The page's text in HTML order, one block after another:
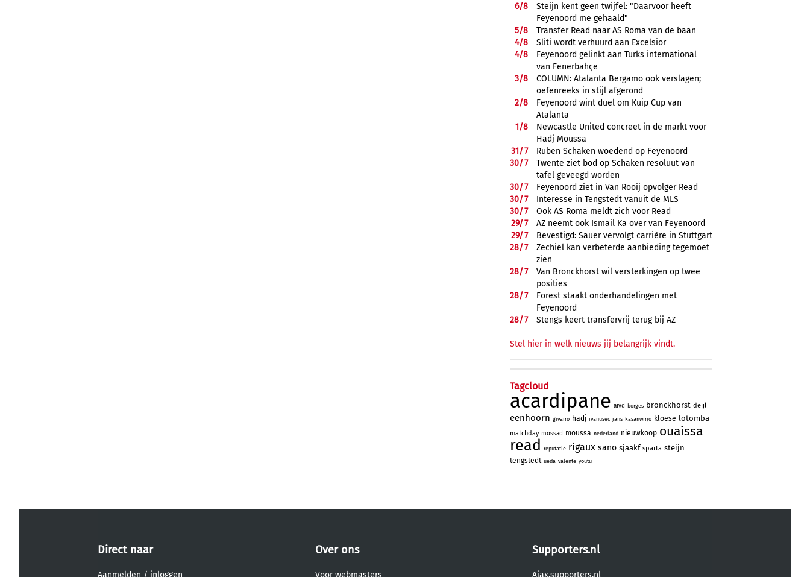
6/8
Steijn kent geen twijfel: "Daarvoor heeft
Feyenoord me gehaald"
5/8
Transfer Read naar AS Roma van de baan
4/8
Sliti wordt verhuurd aan Excelsior
4/8
Feyenoord gelinkt aan Turks international
van Fenerbahçe
3/8
COLUMN: Atalanta Bergamo ook verslagen;
oefenreeks in stijl afgerond
2/8
Feyenoord wint duel om Kuip Cup van
Atalanta
1/8
Newcastle United concreet in de markt voor
Hadj Moussa
31/7
Ruben Schaken woedend op Feyenoord
30/7
Twente ziet bod op Schaken resoluut van
tafel geveegd worden
30/7
Feyenoord ziet in Van Rooij opvolger Read
30/7
Interesse in Tengstedt vanuit de MLS
30/7
Ook AS Roma meldt zich voor Read
29/7
AZ neemt ook Ismail Ka over van Feyenoord
29/7
Bevestigd: Sauer vervolgt carrière in Stuttgart
28/7
Zechiël kan verbeterde aanbieding tegemoet
zien
28/7
Van Bronckhorst wil versterkingen op twee
posities
28/7
Forest staakt onderhandelingen met
Feyenoord
28/7 Stengs keert transfervrij terug bij AZ
Stel hier in welk nieuws jij belangrijk vindt.
Tagcloud
acardipane aivd borges bronckhorst deijl
eenhoorn givairo hadj ivanusec jans kasanwirjo kloese lotomba
matchday mossad moussa nederland nieuwkoop ouaissa
read reputatie rigaux sano sjaakf sparta steijn
tengstedt ueda valente youtu
Direct naar
Aanmelden / inloggen
Over ons
Voor webmasters
Supporters.nl
Ajax.supporters.nl